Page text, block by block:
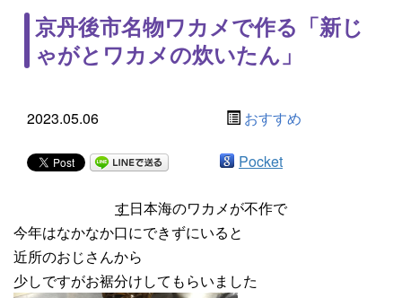
京丹後市名物ワカメで作る「新じ
ゃがとワカメの炊いたん」
2023.05.06 おすすめ
Pocket
す日本海のワカメが不作で
今年はなかなか口にできずにいると
近所のおじさんから
少しですがお裾分けしてもらいました